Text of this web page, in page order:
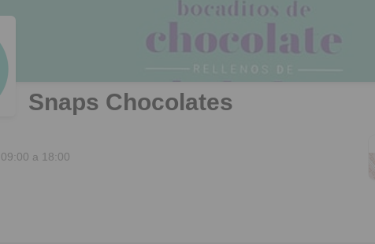
Snaps Chocolates
09:00 a 18:00